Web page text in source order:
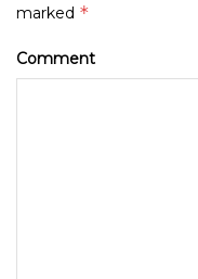
marked *
Comment